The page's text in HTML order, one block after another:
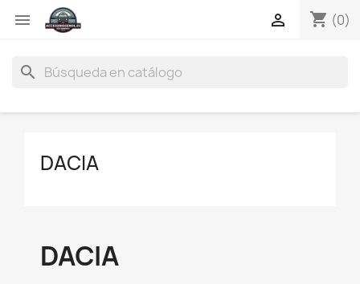
 shopping_cart (0)

search
DACIA
DACIA